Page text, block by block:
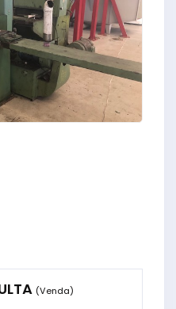
(Venda)